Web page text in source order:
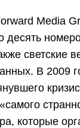
Media
светские
В 2009
которые